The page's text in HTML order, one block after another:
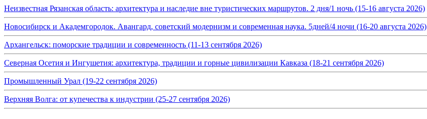
Неизвестная Рязанская область: архитектура и наследие вне туристических маршрутов. 2 дня/1 ночь (15-16 августа 2026)
Новосибирск и Академгородок. Авангард, советский модернизм и современная наука. 5дней/4 ночи (16-20 августа 2026)
Архангельск: поморские традиции и современность (11-13 сентября 2026)
Северная Осетия и Ингушетия: архитектура, традиции и горные цивилизации Кавказа (18-21 сентября 2026)
Промышленный Урал (19-22 сентября 2026)
Верхняя Волга: от купечества к индустрии (25-27 сентября 2026)